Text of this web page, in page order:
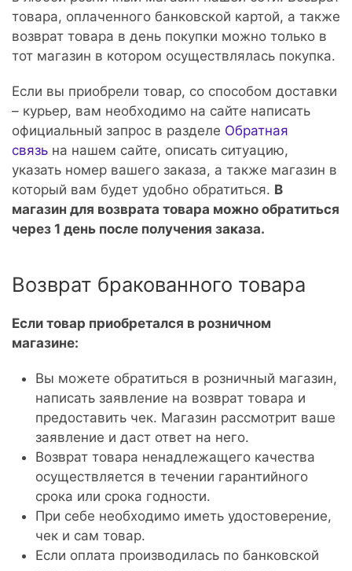
товара, оплаченного банковской картой, а также
возврат товара в день покупки можно только в
тот магазин в котором осуществлялась покупка.
Если вы приобрели товар, со способом доставки
– курьер, вам необходимо на сайте написать
официальный запрос в разделе Обратная
связь на нашем сайте, описать ситуацию,
указать номер вашего заказа, а также магазин в
который вам будет удобно обратиться. В
магазин для возврата товара можно обратиться
через 1 день после получения заказа.
Возврат бракованного товара
Если товар приобретался в розничном
магазине:
Вы можете обратиться в розничный магазин,
написать заявление на возврат товара и
предоставить чек. Магазин рассмотрит ваше
заявление и даст ответ на него.
Возврат товара ненадлежащего качества
осуществляется в течении гарантийного
срока или срока годности.
При себе необходимо иметь удостоверение,
чек и сам товар.
Если оплата производилась по банковской